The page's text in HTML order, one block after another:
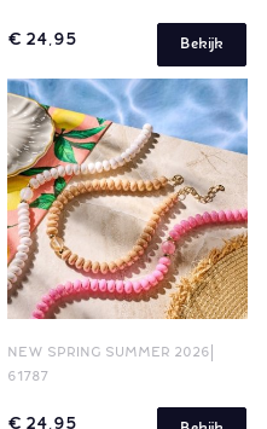
€ 24,95 Bekijk
NEW SPRING SUMMER 2026
61787
€ 24,95